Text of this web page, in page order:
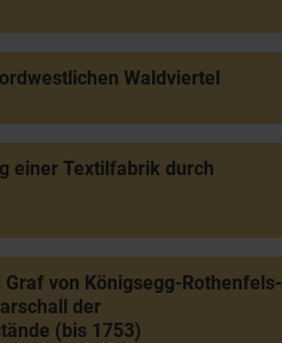
Waldviertel
einer Textilfabrik durch
von Königsegg-Rothenfels-
der
(bis 1753)